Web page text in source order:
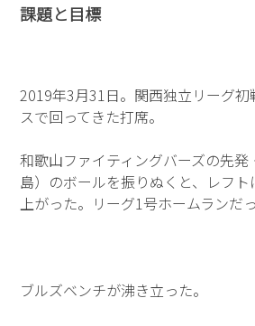
課題と目標
2019年3月31日。関西独立リーグ
スで回ってきた打席。
和歌山ファイティングバーズの先発
島）のボールを振りぬくと、レフ
上がった。リーグ1号ホームランだっ
ブルズベンチが沸き立った。